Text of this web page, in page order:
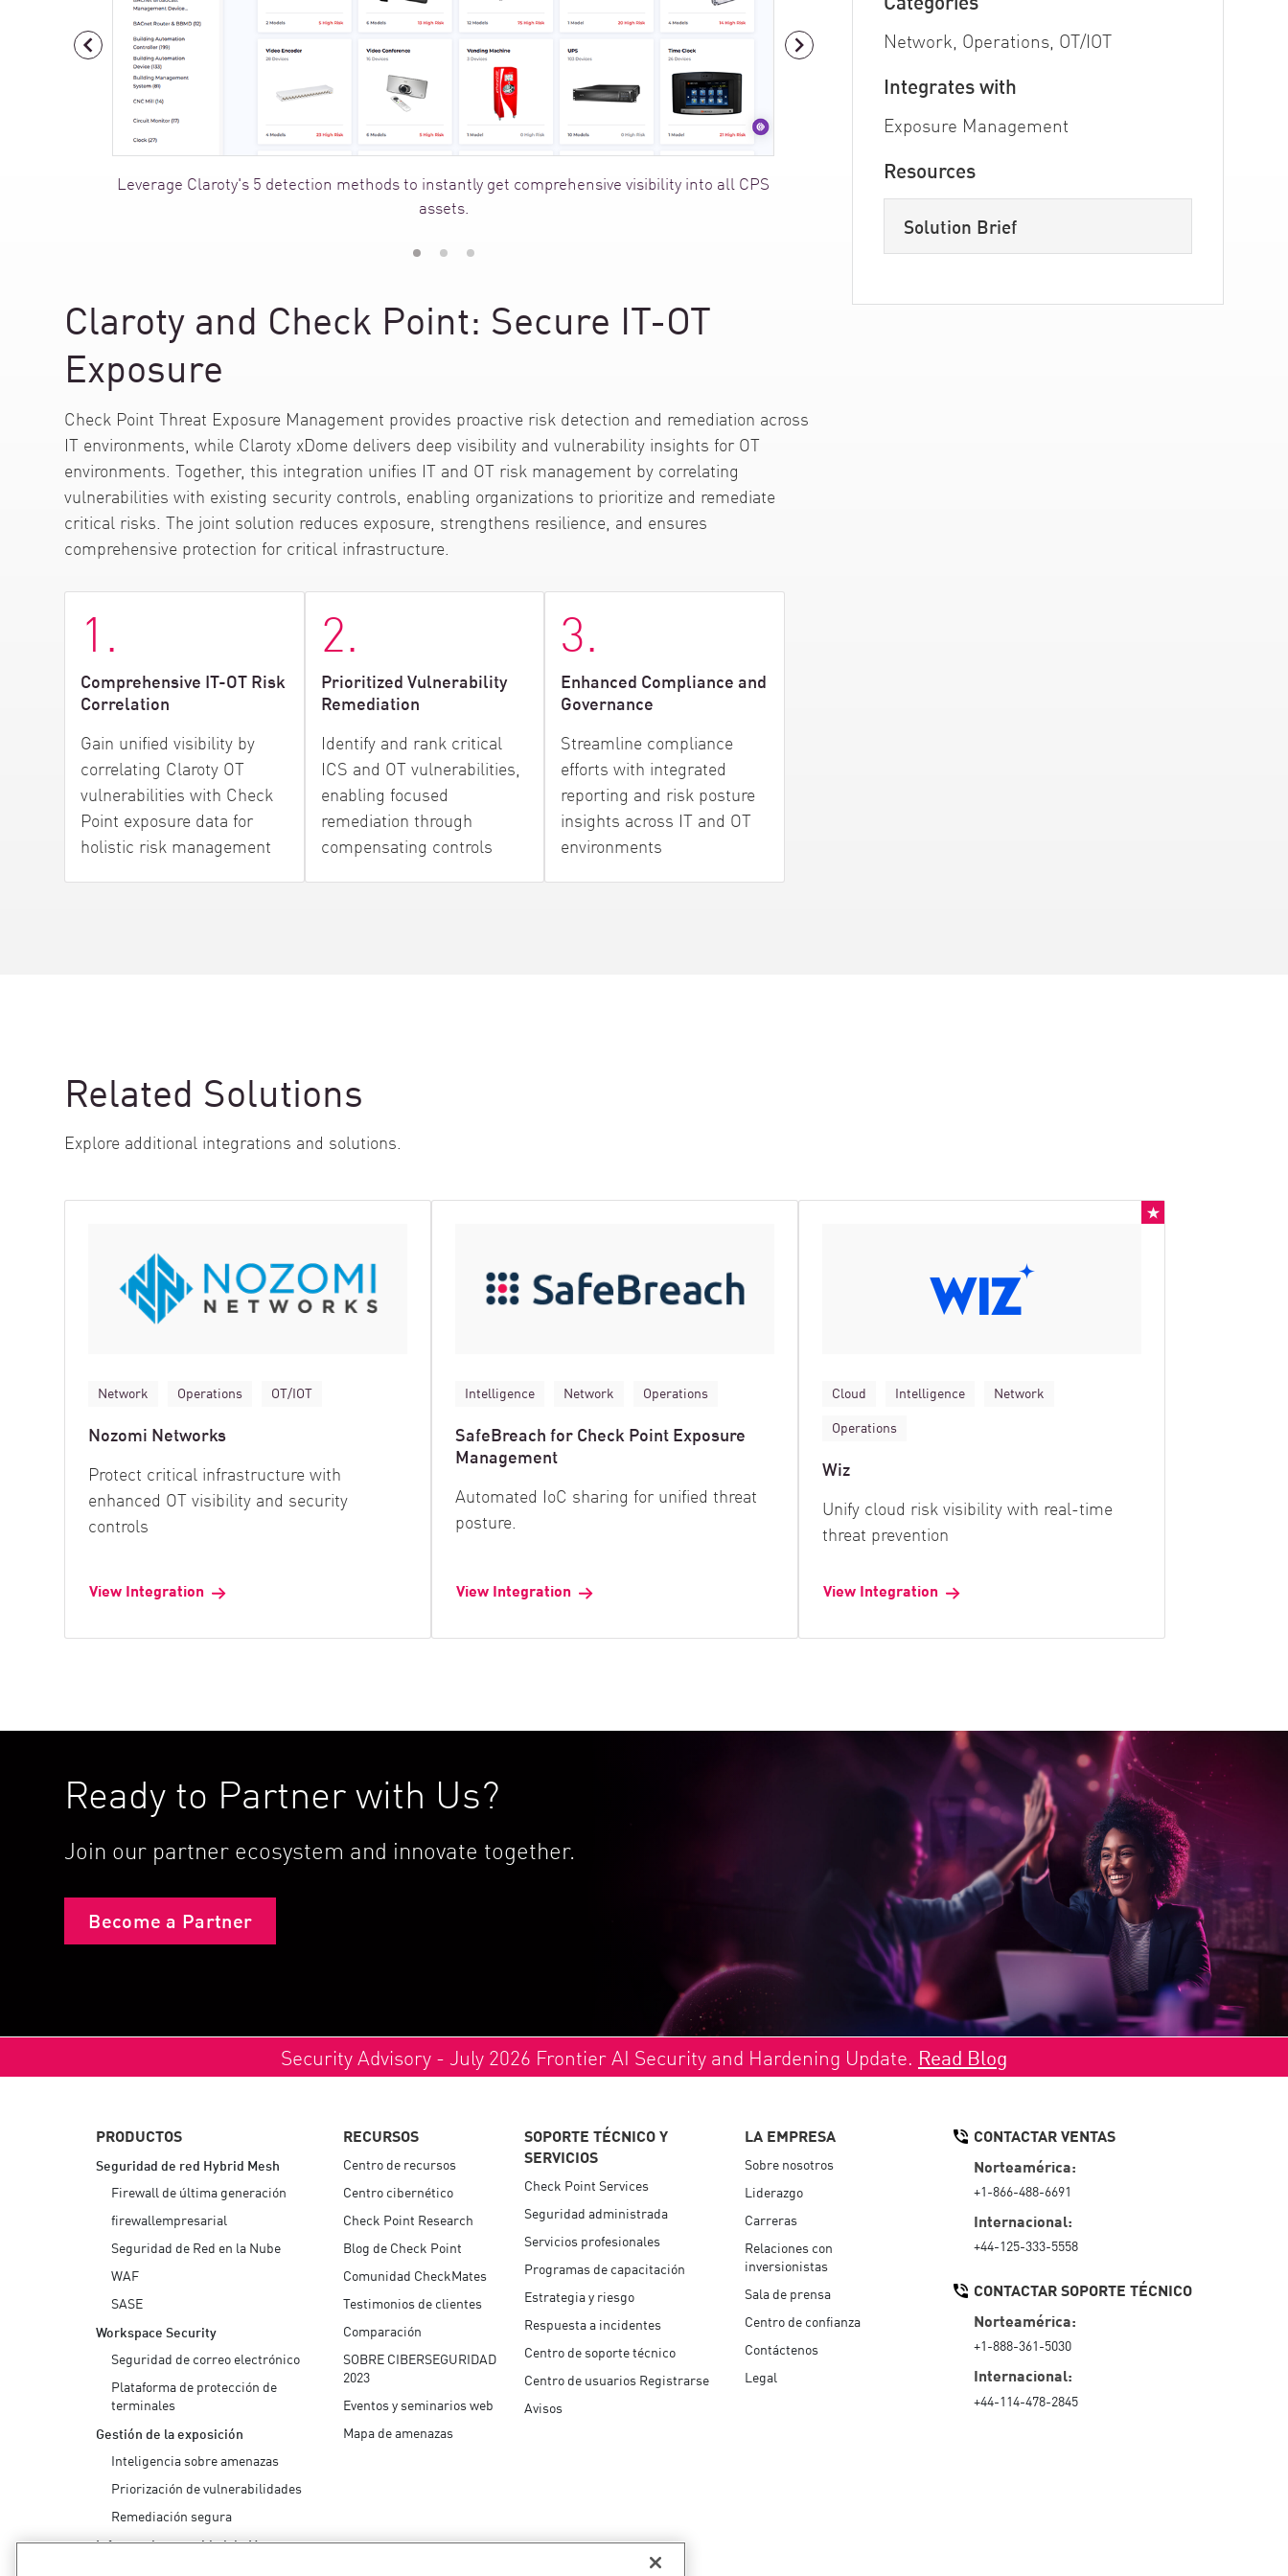
AI Agent Security
Leverage Claroty's 5 detection methods to instantly get comprehensive visibility into all CPS
assets.
Claroty and Check Point: Secure IT-OT
Exposure
Check Point Threat Exposure Management provides proactive risk detection and remediation across
IT environments, while Claroty xDome delivers deep visibility and vulnerability insights for OT
environments. Together, this integration unifies IT and OT risk management by correlating
vulnerabilities with existing security controls, enabling organizations to prioritize and remediate
critical risks. The joint solution reduces exposure, strengthens resilience, and ensures
comprehensive protection for critical infrastructure.
1.
Comprehensive IT-OT Risk
Correlation
Gain unified visibility by
correlating Claroty OT
vulnerabilities with Check
Point exposure data for
holistic risk management
2.
Prioritized Vulnerability
Remediation
Identify and rank critical
ICS and OT vulnerabilities,
enabling focused
remediation through
compensating controls
3.
Enhanced Compliance and
Governance
Streamline compliance
efforts with integrated
reporting and risk posture
insights across IT and OT
environments
Network, Operations, OT/IOT
Integrates with
Exposure Management
Resources
Solution Brief
Related Solutions
Explore additional integrations and solutions.
Network Operations OT/IOT
Nozomi Networks
Protect critical infrastructure with
enhanced OT visibility and security
controls
View Integration
Intelligence Network Operations
SafeBreach for Check Point Exposure
Management
Automated IoC sharing for unified threat
posture.
View Integration
Cloud Intelligence
Network
Operations
Wiz
Unify cloud risk visibility with real-time
threat prevention
View Integration
Ready to Partner with Us?
Join our partner ecosystem and innovate together.
Become a Partner
Security Advisory - July 2026 Frontier AI Security and Hardening Update. Read Blog
PRODUCTOS
Seguridad de red Hybrid Mesh
Firewall de última generación
firewallempresarial
Seguridad de Red en la Nube
WAF
SASE
Workspace Security
Seguridad de correo electrónico
Plataforma de protección de
terminales
Gestión de la exposición
Inteligencia sobre amenazas
Priorización de vulnerabilidades
Remediación segura
Informe de seguridad de IA
RECURSOS
Centro de recursos
Centro cibernético
Check Point Research
Blog de Check Point
Comunidad CheckMates
Testimonios de clientes
Comparación
SOBRE CIBERSEGURIDAD
2023
Eventos y seminarios web
Mapa de amenazas
SOPORTE TÉCNICO Y
SERVICIOS
Check Point Services
Seguridad administrada
Servicios profesionales
Programas de capacitación
Estrategia y riesgo
Respuesta a incidentes
Centro de soporte técnico
Centro de usuarios Registrarse
Avisos
LA EMPRESA
Sobre nosotros
Liderazgo
Carreras
Relaciones con
inversionistas
Sala de prensa
Centro de confianza
Contáctenos
Legal
CONTACTAR VENTAS
Norteamérica:
+1-866-488-6691
Internacional:
+44-125-333-5558
CONTACTAR SOPORTE TÉCNICO
Norteamérica:
+1-888-361-5030
Internacional:
+44-114-478-2845